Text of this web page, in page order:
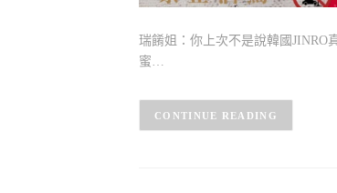
瑞餚姐：你上次不是說韓國JINRO
蜜…
CONTINUE READING